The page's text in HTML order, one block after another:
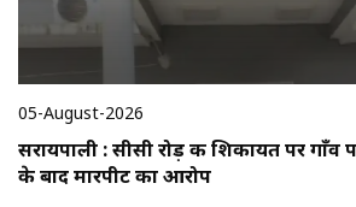
05-August-2026
सरायपाली : सीसी रोड़ की शिकायत पर गाँव
के बाद मारपीट का आरोप